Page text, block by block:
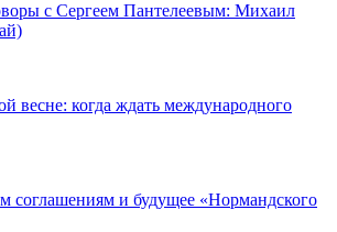
с Сергеем Пантелеевым: Михаил
весне: когда ждать международного
соглашениям и будущее «Нормандского